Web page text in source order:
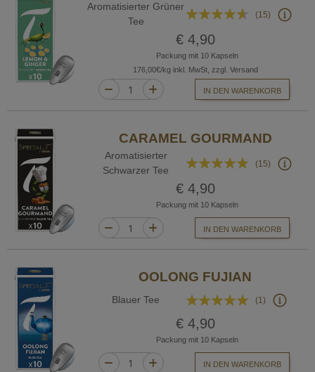
Aromatisierter Grüner
Tee
Bewertung:
(15)
€ 4,90
Packung mit 10 Kapseln
176,00€/kg inkl. MwSt, zzgl. Versand
IN DEN WARENKORB
CARAMEL GOURMAND
Aromatisierter
Schwarzer Tee
Bewertung:
(15)
€ 4,90
Packung mit 10 Kapseln
IN DEN WARENKORB
OOLONG FUJIAN
Blauer Tee
Bewertung:
100%
(1)
€ 4,90
Packung mit 10 Kapseln
IN DEN WARENKORB